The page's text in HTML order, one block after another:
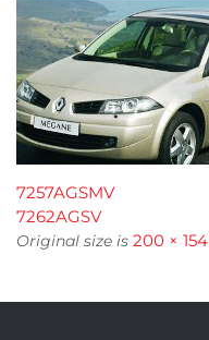
7257AGSMV
7262AGSV
Original size is 200 × 154